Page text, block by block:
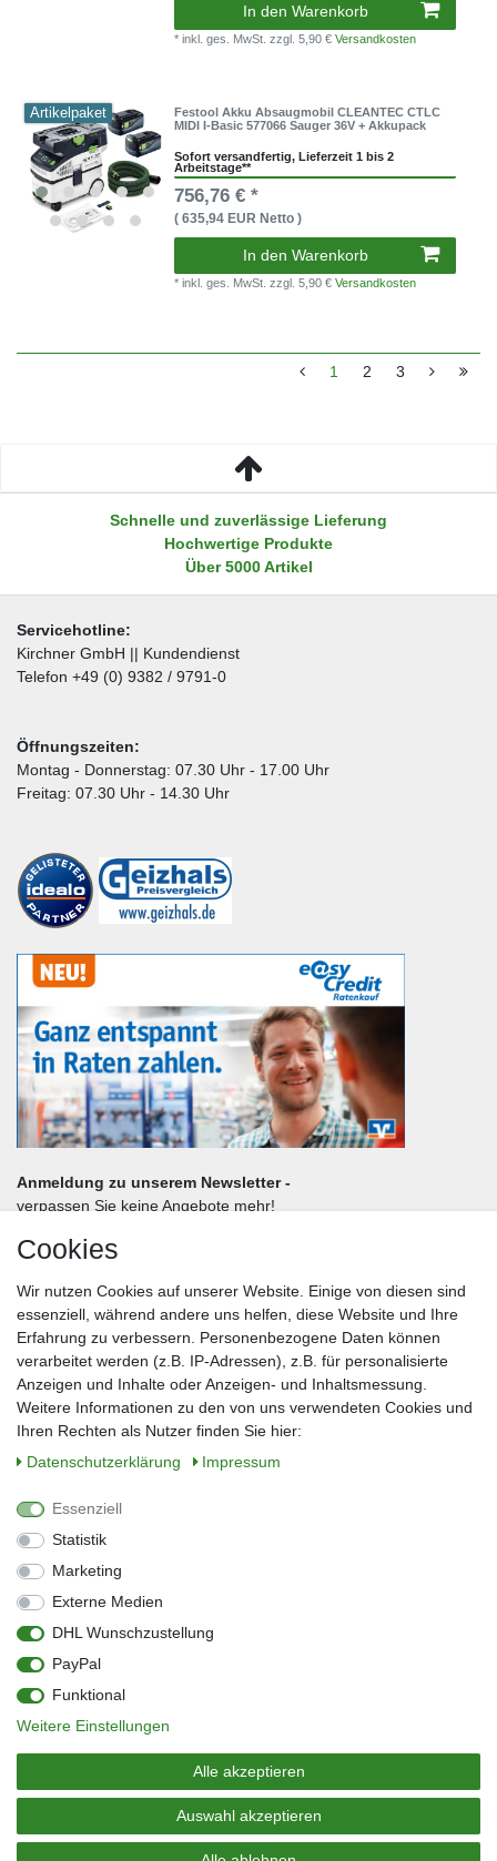
In den Warenkorb
* inkl. ges. MwSt.zzgl. 5,90 €Versandkosten
Artikelpaket
Festool Akku Absaugmobil CLEANTEC CTLC
MIDI I-Basic 577066 Sauger 36V + Akkupack
Sofort versandfertig, Lieferzeit 1 bis 2
Arbeitstage**
756,76 € *
( 635,94 EUR Netto )
In den Warenkorb
* inkl. ges. MwSt.zzgl. 5,90 €Versandkosten
1 2 3
Schnelle und zuverlässige Lieferung
Hochwertige Produkte
Über 5000 Artikel
Servicehotline:
Kirchner GmbH || Kundendienst
Telefon +49 (0) 9382 / 9791-0
Öffnungszeiten:
Montag - Donnerstag: 07.30 Uhr - 17.00 Uhr
Freitag: 07.30 Uhr - 14.30 Uhr
Anmeldung zu unserem Newsletter -
verpassen Sie keine Angebote mehr!
Nachname*
E-Mail*
Sie können den Newsletter jederzeit kostenlos abbestellen.
** gilt für Lieferungen innerhalb Deutschlands, Lieferzeiten für andere Länder
entnehmen Sie bitte der Schaltfläche mit den Versandinformationen
Widerrufs­recht
Kontakt
Barrierefreiheitserklärung
Zahlung & Versand
Vertrag widerrufen
© Copyright 2026 | Alle Rechte vorbehalten.
Cookies
Wir nutzen Cookies auf unserer Website. Einige von diesen sind
essenziell, während andere uns helfen, diese Website und Ihre
Erfahrung zu verbessern. Personenbezogene Daten können
verarbeitet werden (z.B. IP-Adressen), z.B. für personalisierte
Anzeigen und Inhalte oder Anzeigen- und Inhaltsmessung.
Weitere Informationen zu den von uns verwendeten Cookies und
Ihren Rechten als Nutzer finden Sie hier:
Daten­schutz­erklärung
Impressum
Essenziell
Statistik
Marketing
Externe Medien
DHL Wunschzustellung
PayPal
Funktional
Weitere Einstellungen
Alle akzeptieren
Auswahl akzeptieren